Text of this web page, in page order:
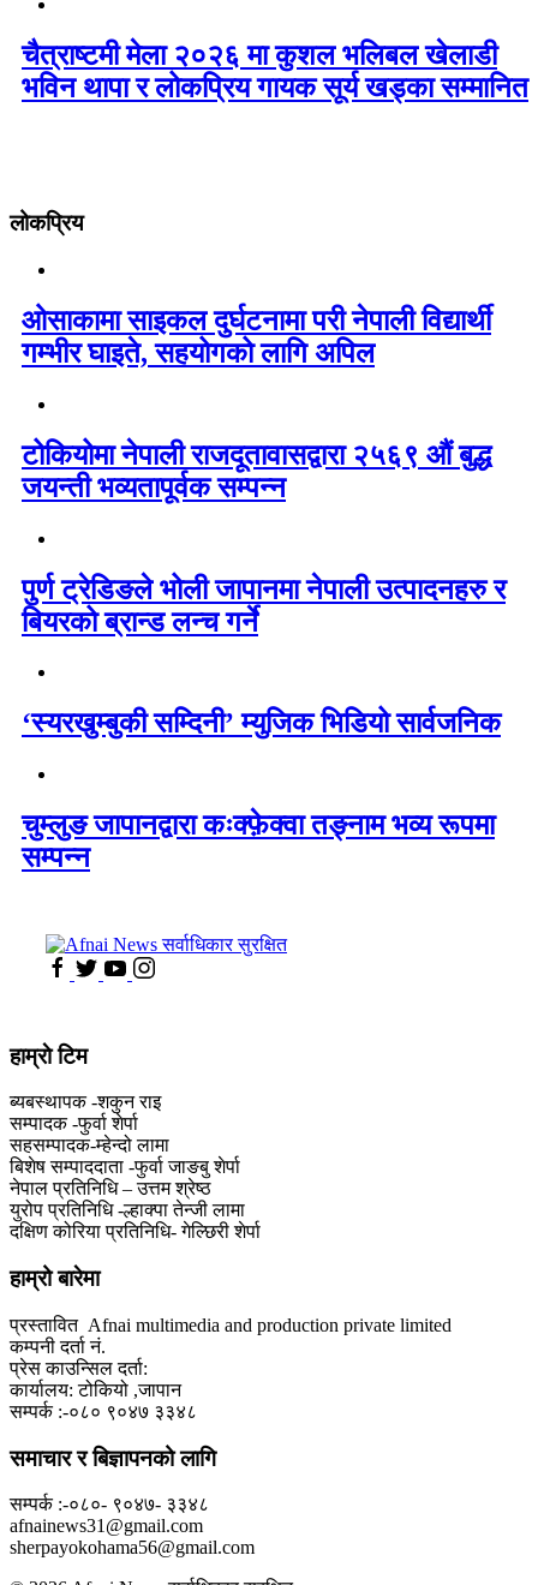
चैत्राष्टमी मेला २०२६ मा कुशल भलिबल खेलाडी
भविन थापा र लोकप्रिय गायक सूर्य खड्का सम्मानित
लोकप्रिय
ओसाकामा साइकल दुर्घटनामा परी नेपाली विद्यार्थी
गम्भीर घाइते, सहयोगको लागि अपिल
टोकियोमा नेपाली राजदूतावासद्वारा २५६९ औं बुद्ध
जयन्ती भव्यतापूर्वक सम्पन्न
पुर्ण ट्रेडिङले भोली जापानमा नेपाली उत्पादनहरु र
बियरको ब्रान्ड लन्च गर्ने
‘स्यरखुम्बुकी सम्दिनी’ म्युजिक भिडियो सार्वजनिक
चुम्लुङ जापानद्वारा कःक्फ़ेक्वा तङ्नाम भव्य रूपमा
सम्पन्न
हाम्राे टिम
ब्यबस्थापक -शकुन राइ
सम्पादक -फुर्वा शेर्पा
सहसम्पादक-म्हेन्दो लामा
‍बिशेष सम्पाददाता -फुर्वा जा‌ङबु शेर्पा
नेपाल प्रतिनिधि – उत्तम श्रेष्ठ
युरोप प्रतिनिधि -ल्हाक्पा तेन्जी लामा
दक्षिण कोरिया प्रतिनिधि- गेल्छिरी शेर्पा
हाम्रो बारेमा
प्रस्तावित Afnai multimedia and production private limited
कम्पनी दर्ता नं.
प्रेस काउन्सिल दर्ता:
कार्यालय: टोकियो ,जापान
सम्पर्क :-०८० ९०४७ ३३४८
समाचार र बिज्ञापनको लागि
सम्पर्क :-०८०- ९०४७- ३३४८
afnainews31@gmail.com
sherpayokohama56@gmail.com